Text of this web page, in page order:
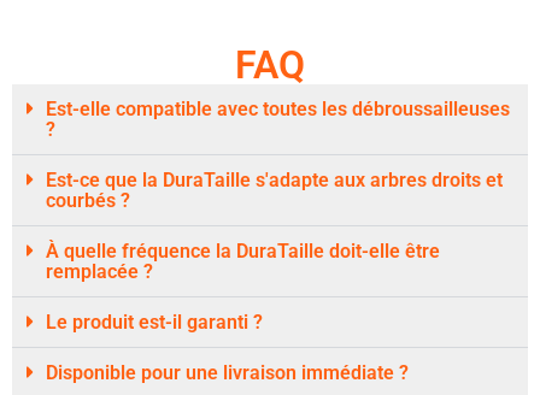
FAQ
Est-elle compatible avec toutes les débroussailleuses
?
Est-ce que la DuraTaille s'adapte aux arbres droits et
courbés ?
À quelle fréquence la DuraTaille doit-elle être
remplacée ?
Le produit est-il garanti ?
Disponible pour une livraison immédiate ?